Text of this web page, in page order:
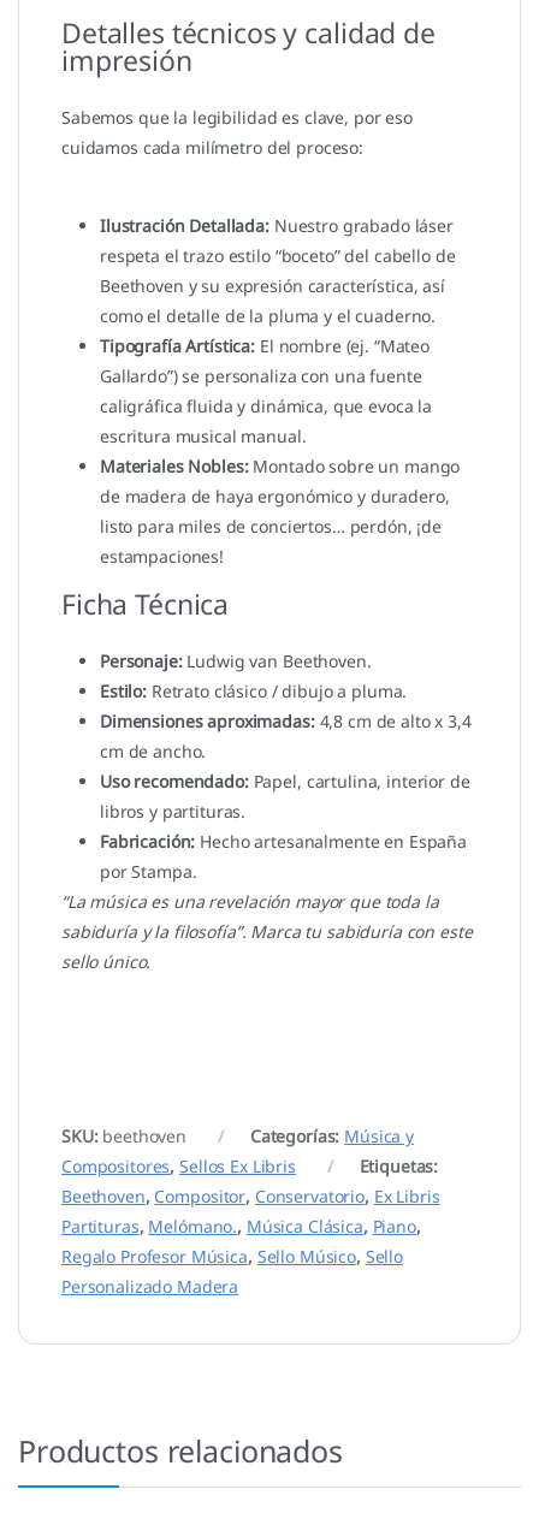
Detalles técnicos y calidad de
impresión
Sabemos que la legibilidad es clave, por eso
cuidamos cada milímetro del proceso:
Ilustración Detallada:Nuestro grabado láser
respeta el trazo estilo “boceto” del cabello de
Beethoven y su expresión característica, así
como el detalle de la pluma y el cuaderno.
Tipografía Artística: El nombre (ej. “Mateo
Gallardo”) se personaliza con una fuente
caligráfica fluida y dinámica, que evoca la
escritura musical manual.
Materiales Nobles:Montado sobre un mango
de madera de haya ergonómico y duradero,
listo para miles de conciertos… perdón, ¡de
estampaciones!
Ficha Técnica
Personaje:Ludwig van Beethoven.
Estilo: Retrato clásico / dibujo a pluma.
Dimensiones aproximadas:4,8 cm de alto x 3,4
cm de ancho.
Uso recomendado:Papel, cartulina, interior de
libros y partituras.
Fabricación: Hecho artesanalmente en España
por Stampa.
“La música es una revelación mayor que toda la
sabiduría y la filosofía”. Marca tu sabiduría con este
sello único.
SKU: beethoven Categorías: Música y
Compositores,Sellos Ex Libris
Etiquetas:
Beethoven, Compositor, Conservatorio, Ex Libris
Partituras, Melómano., Música Clásica, Piano,
Regalo Profesor Música, Sello Músico, Sello
Personalizado Madera
Productos relacionados